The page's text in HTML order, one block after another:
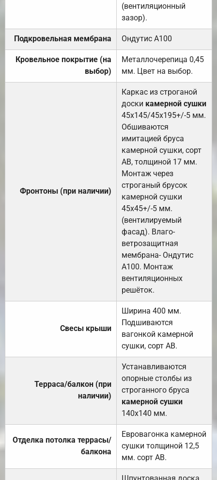
(вентиляционный
зазор).
Подкровельная мембрана Ондутис А100
Кровельное покрытие (на
выбор)
Металлочерепица 0,45
мм. Цвет на выбор.
Фронтоны (при наличии)
Каркас из строганой
доски камерной сушки
45х145/45х195+/-5 мм.
Обшиваются
имитацией бруса
камерной сушки, сорт
АВ, толщиной 17 мм.
Монтаж через
строганый брусок
камерной сушки
45х45+/-5 мм.
(вентилируемый
фасад). Влаго-
ветрозащитная
мембрана- Ондутис
А100. Монтаж
вентиляционных
решёток.
Свесы крыши
Ширина 400 мм.
Подшиваются
вагонкой камерной
сушки, сорт АВ.
Терраса/балкон (при
наличии)
Устанавливаются
опорные столбы из
строганного бруса
камерной сушки
140х140 мм.
Отделка потолка террасы/
балкона
Евровагонка камерной
сушки толщиной 12,5
мм. сорт АВ.